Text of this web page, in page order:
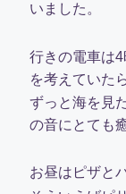
いました。
行きの電車は
を考えていた
ずっと海を見
の音にとても
お昼はピザと